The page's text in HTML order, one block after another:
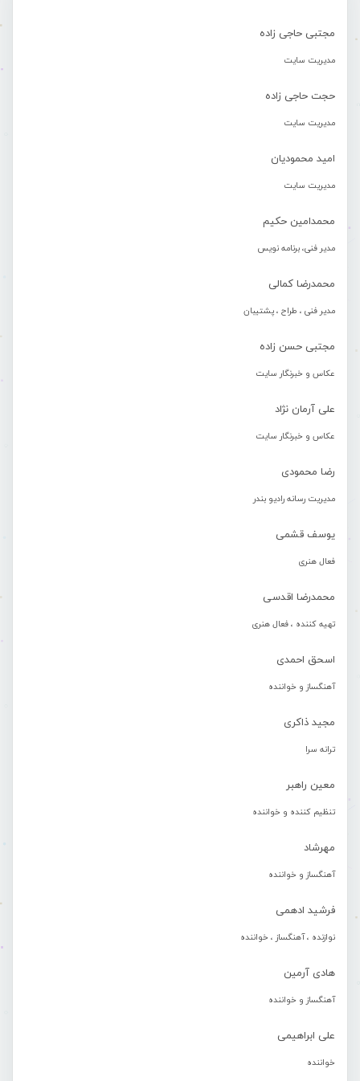
مجتبی حاجی زاده
مدیریت سایت
حجت حاجی زاده
مدیریت سایت
امید محمودیان
مدیریت سایت
محمدامین حکیم
مدیر فنی، برنامه نویس
محمدرضا کمالی
مدیر فنی ، طراح ، پشتیبان
مجتبی حسن زاده
عکاس و خبرنگار سایت
علی آرمان نژاد
عکاس و خبرنگار سایت
رضا محمودی
مدیریت رسانه رادیو بندر
یوسف قشمی
فعال هنری
محمدرضا اقدسی
تهیه کننده ، فعال هنری
اسحق احمدی
آهنگساز و خواننده
مجید ذاکری
ترانه سرا
معین راهبر
تنظیم کننده و خواننده
مهرشاد
آهنگساز و خواننده
فرشید ادهمی
نوازنده ، آهنگساز ، خواننده
هادی آرمین
آهنگساز و خواننده
علی ابراهیمی
خواننده